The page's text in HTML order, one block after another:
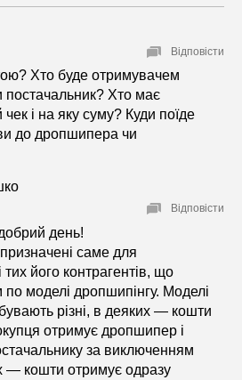
Хто буде отримувачем
Хто має
і на яку суму? Куди поїде
до дропшипера чи
Відповісти
день!
саме для
тих його контрагентів, що
моделі дропшипінгу. Моделі
бувають різні, в деяких — кошти
отримує дропшипер і
за виключенням
— кошти отримує одразу
Відповісти